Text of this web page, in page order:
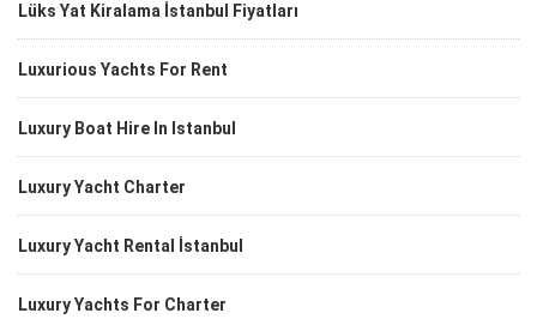
Lüks Yat Kiralama İstanbul Fiyatları
Luxurious Yachts For Rent
Luxury Boat Hire In Istanbul
Luxury Yacht Charter
Luxury Yacht Rental İstanbul
Luxury Yachts For Charter